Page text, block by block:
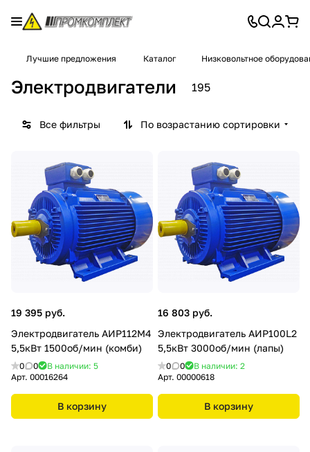
Лучшие предложения Каталог Низковольтное
Электродвигатели 195
Все фильтры По возрастанию сортировки
19 395 руб.
Электродвигатель АИР112М4
5,5кВт 1500об/мин (комби)
0 0
В наличии: 5
Арт. 00016264
В корзину
16 803 руб.
Электродвигатель АИР100L2
5,5кВт 3000об/мин (лапы)
0 0
В наличии: 2
Арт. 00000618
В корзину